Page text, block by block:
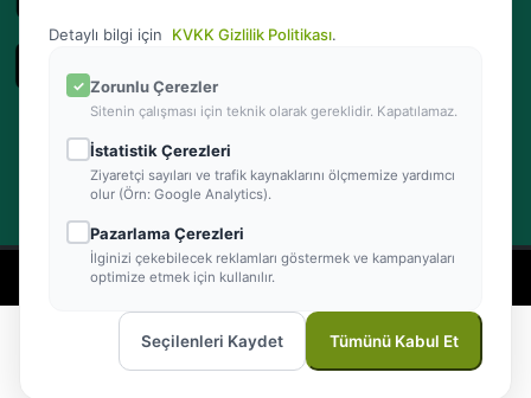
2026 © Osmangazi Belediyesi Tüm hakları saklıdır
Detaylı bilgi için KVKK Gizlilik Politikası.
Zorunlu Çerezler
Sitenin çalışması için teknik olarak gereklidir. Kapatılamaz.
İstatistik Çerezleri
Ziyaretçi sayıları ve trafik kaynaklarını ölçmemize yardımcı
olur (Örn: Google Analytics).
Pazarlama Çerezleri
İlginizi çekebilecek reklamları göstermek ve kampanyaları
optimize etmek için kullanılır.
Seçilenleri Kaydet Tümünü Kabul Et